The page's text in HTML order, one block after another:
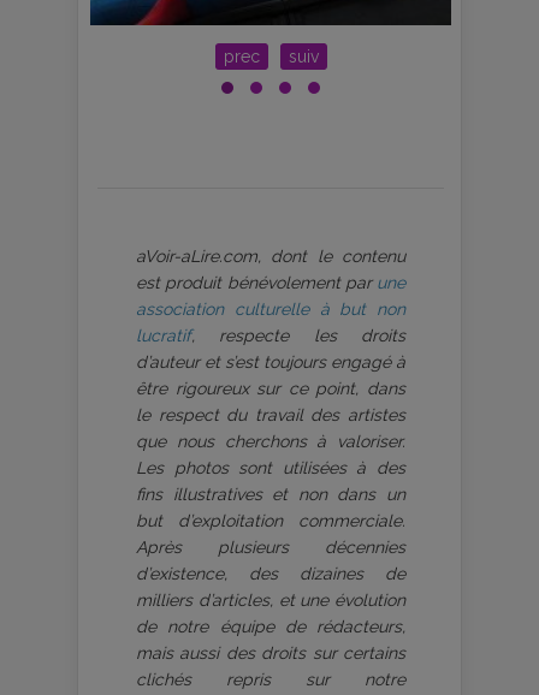
prec suiv
aVoir-aLire.com, dont le contenu
est produit bénévolement par une
association culturelle à but non
lucratif, respecte les droits
d’auteur et s’est toujours engagé à
être rigoureux sur ce point, dans
le respect du travail des artistes
que nous cherchons à valoriser.
Les photos sont utilisées à des
fins illustratives et non dans un
but d’exploitation commerciale.
Après plusieurs décennies
d’existence, des dizaines de
milliers d’articles, et une évolution
de notre équipe de rédacteurs,
mais aussi des droits sur certains
clichés repris sur notre